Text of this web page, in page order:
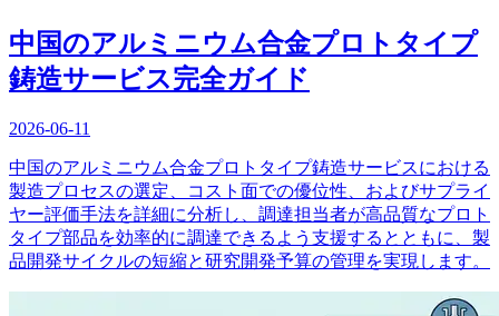
中国のアルミニウム合金プロトタイプ
鋳造サービス完全ガイド
2026-06-11
中国のアルミニウム合金プロトタイプ鋳造サービスにおける
製造プロセスの選定、コスト面での優位性、およびサプライ
ヤー評価手法を詳細に分析し、調達担当者が高品質なプロト
タイプ部品を効率的に調達できるよう支援するとともに、製
品開発サイクルの短縮と研究開発予算の管理を実現します。